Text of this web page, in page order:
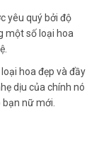
yêu quý bởi độ
một số loại hoa
hoa đẹp và đầy
dịu của chính nó
nữ mới.